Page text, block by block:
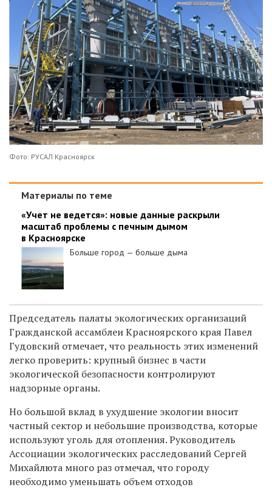
Фото: РУСАЛ Красноярск
Материалы по теме
«Учет не ведется»: новые данные раскрыли
масштаб проблемы с печным дымом
в Красноярске
Больше город — больше дыма
Председатель палаты экологических организаций
Гражданской ассамблеи Красноярского края Павел
Гудовский отмечает, что реальность этих изменений
легко проверить: крупный бизнес в части
экологической безопасности контролируют
надзорные органы.
Но большой вклад в ухудшение экологии вносит
частный сектор и небольшие производства, которые
используют уголь для отопления. Руководитель
Ассоциации экологических расследований Сергей
Михайлюта много раз отмечал, что городу
необходимо уменьшать объем отходов